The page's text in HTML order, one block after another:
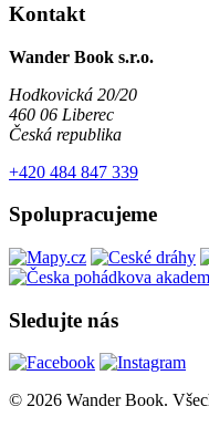
Kontakt
Wander Book s.r.o.
Hodkovická 20/20
460 06 Liberec
Česká republika
+420 484 847 339
Spolupracujeme
Sledujte nás
© 2026 Wander Book.